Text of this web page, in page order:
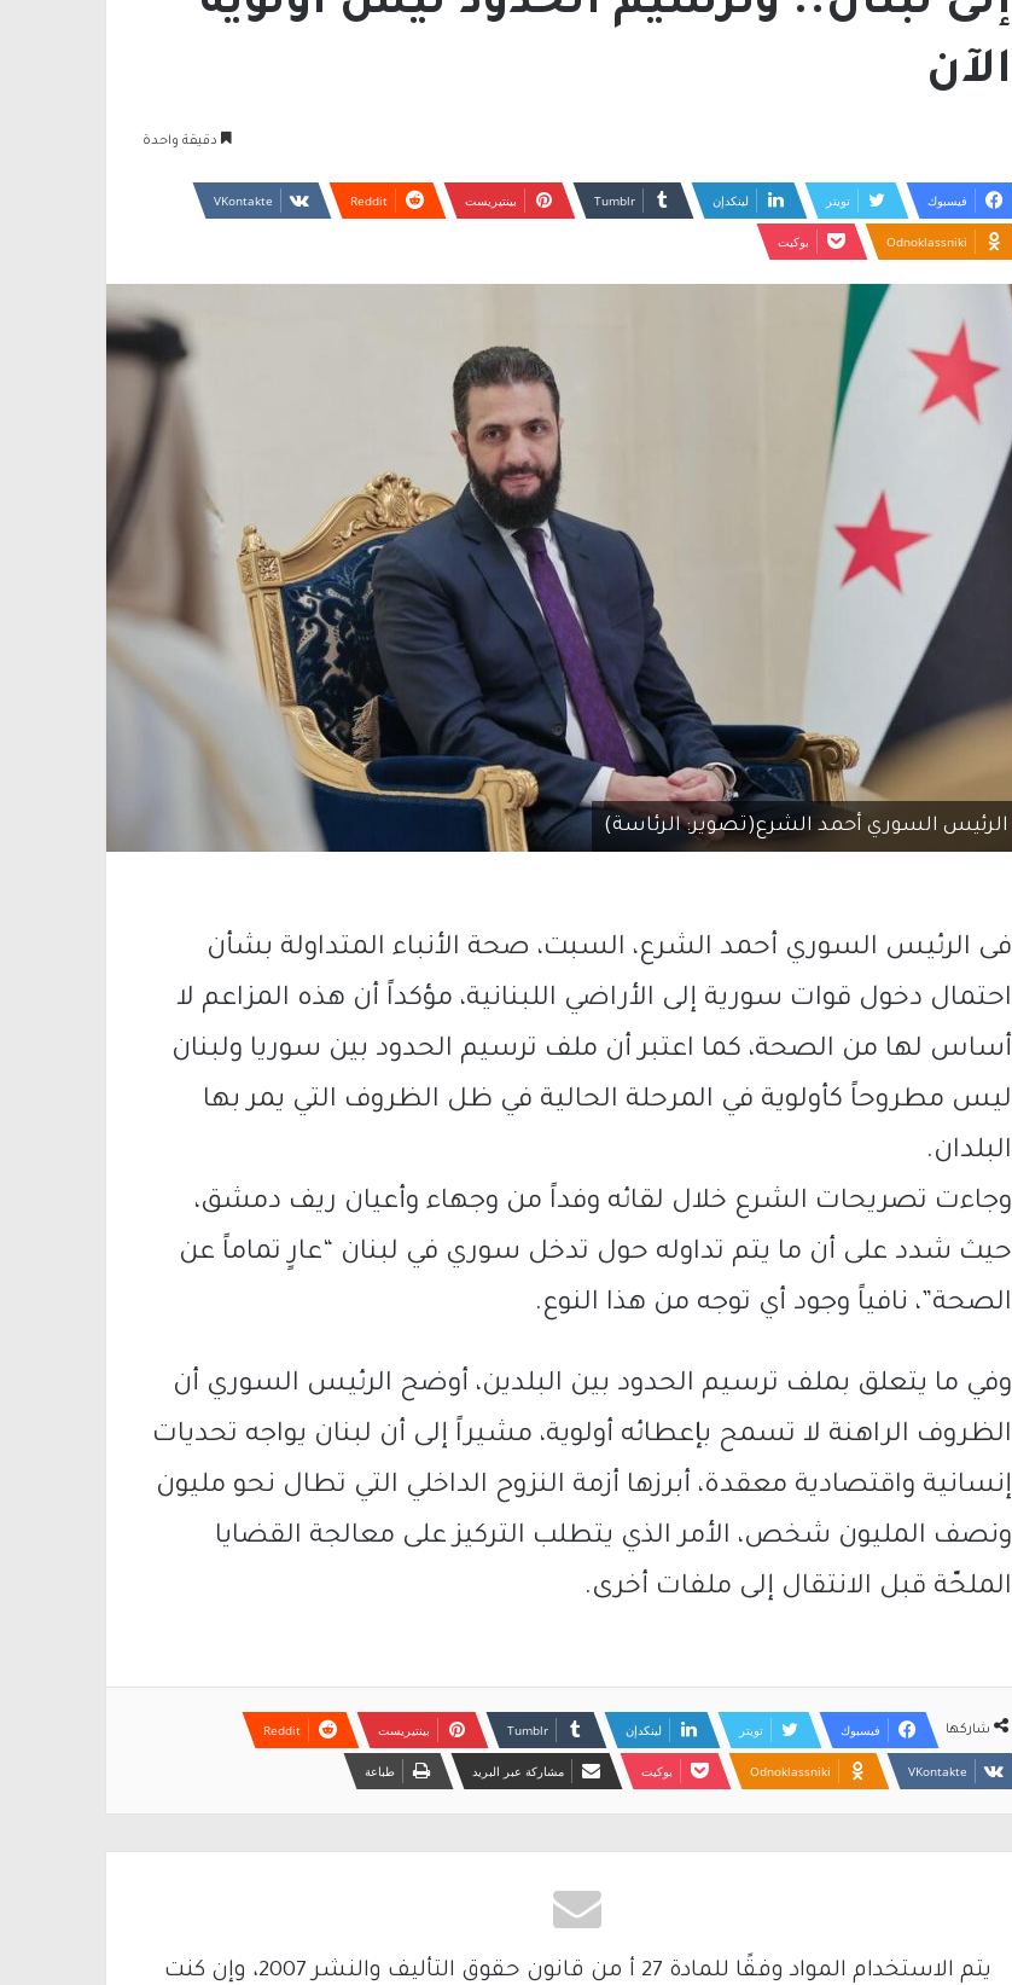
الآن
دقيقة واحدة
فيسبوك تويتر لينكدإن بينتيريست
Odnoklassniki بوكيت
الرئيس السوري أحمد الشرع(تصوير: الرئاسة)
فى الرئيس السوري أحمد الشرع، السبت، صحة الأنباء المتداولة بشأن
احتمال دخول قوات سورية إلى الأراضي اللبنانية، مؤكداً أن هذه المزاعم لا
أساس لها من الصحة، كما اعتبر أن ملف ترسيم الحدود بين سوريا ولبنان
ليس مطروحاً كأولوية في المرحلة الحالية في ظل الظروف التي يمر بها
البلدان.
وجاءت تصريحات الشرع خلال لقائه وفداً من وجهاء وأعيان ريف دمشق،
حيث شدد على أن ما يتم تداوله حول تدخل سوري في لبنان “عارٍ تماماً عن
الصحة”، نافياً وجود أي توجه من هذا النوع.
وفي ما يتعلق بملف ترسيم الحدود بين البلدين، أوضح الرئيس السوري أن
الظروف الراهنة لا تسمح بإعطائه أولوية، مشيراً إلى أن لبنان يواجه تحديات
إنسانية واقتصادية معقدة، أبرزها أزمة النزوح الداخلي التي تطال نحو مليون
ونصف المليون شخص، الأمر الذي يتطلب التركيز على معالجة القضايا
الملحّة قبل الانتقال إلى ملفات أخرى.
شاركها فيسبوك تويتر لينكدإن بينتيريست
Odnoklassniki بوكيت مشاركة عبر البريد طباعة
يتم الاستخدام المواد وفقًا للمادة 27 أ من قانون حقوق التأليف والنشر 2007، وإن كنت